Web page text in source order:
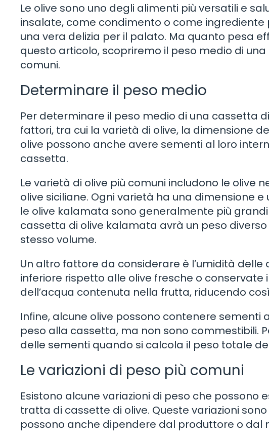
Le olive sono uno degli alimenti più versatili e
insalate, come condimento o come
una vera delizia per il palato. Ma quanto pesa
questo articolo, scopriremo il peso medio di
comuni.
Determinare il peso medio
Per determinare il peso medio di una cassetta
fattori, tra cui la varietà di olive, la dimensione
olive possono anche avere sementi al loro
cassetta.
Le varietà di olive più comuni includono le olive
olive siciliane. Ogni varietà ha una dimensione
le olive kalamata sono generalmente più
cassetta di olive kalamata avrà un peso
stesso volume.
Un altro fattore da considerare è l’umidità delle
inferiore rispetto alle olive fresche o conservate
dell’acqua contenuta nella frutta, riducendo
Infine, alcune olive possono contenere sementi
peso alla cassetta, ma non sono commestibili.
delle sementi quando si calcola il peso totale
Le variazioni di peso più comuni
Esistono alcune variazioni di peso che possono
tratta di cassette di olive. Queste variazioni
possono anche dipendere dal produttore o dal